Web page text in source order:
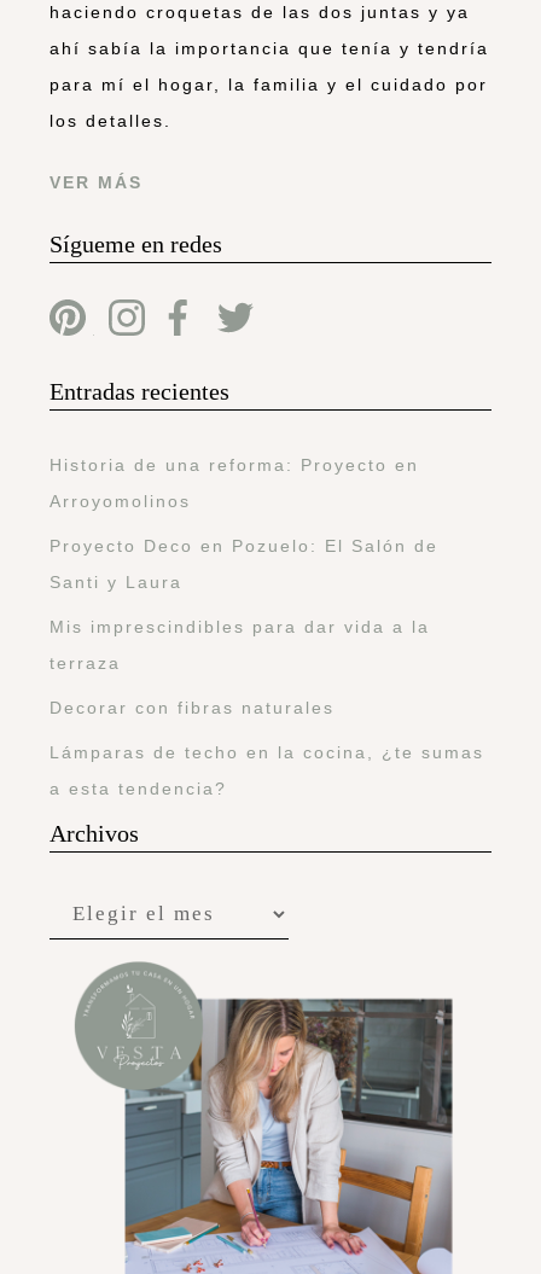
haciendo croquetas de las dos juntas y ya
ahí sabía la importancia que tenía y tendría
para mí el hogar, la familia y el cuidado por
los detalles.
VER MÁS
Sígueme en redes
Entradas recientes
Historia de una reforma: Proyecto en
Arroyomolinos
Proyecto Deco en Pozuelo: El Salón de
Santi y Laura
Mis imprescindibles para dar vida a la
terraza
Decorar con fibras naturales
Lámparas de techo en la cocina, ¿te sumas
a esta tendencia?
Archivos